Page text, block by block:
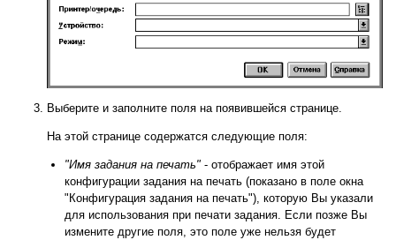
Выберите и заполните поля на появившейся странице.
На этой странице содержатся следующие поля:
"Имя задания на печать" - отображает имя этой
конфигурации задания на печать (показано в поле окна
"Конфигурация задания на печать"), которую Вы указали
для использования при печати задания. Если позже Вы
измените другие поля, это поле уже нельзя будет